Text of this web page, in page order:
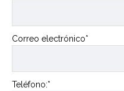
Correo electrónico*
Teléfono:*